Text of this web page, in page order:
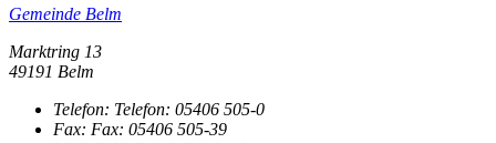
Gemeinde Belm
Marktring 13
49191 Belm
Telefon: Telefon: 05406 505-0
Fax: Fax: 05406 505-39